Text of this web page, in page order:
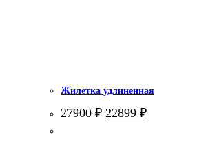
Жилетка удлиненная
27900₽ Первоначальная
22899 ₽Текущая